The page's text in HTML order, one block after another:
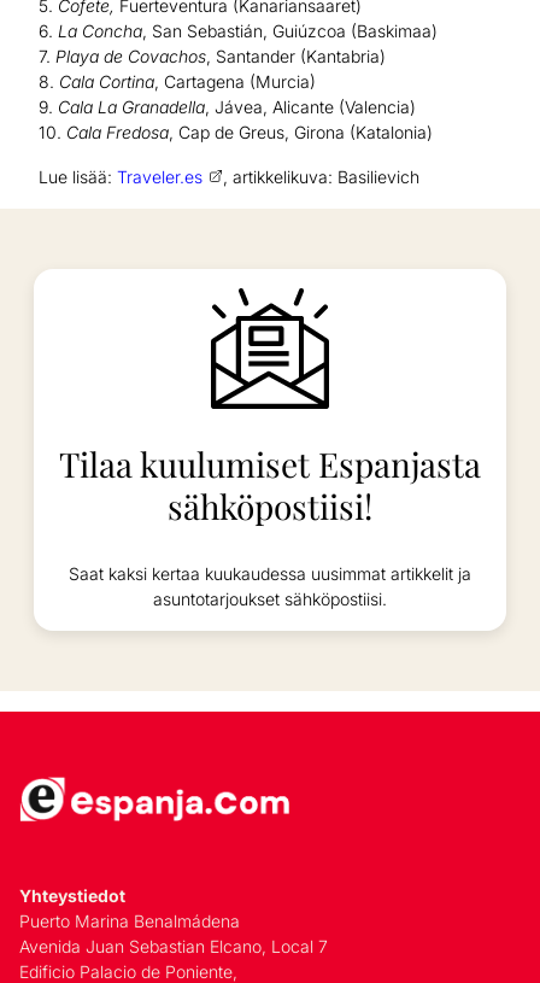
5. Cofete, Fuerteventura (Kanariansaaret)
6. La Concha, San Sebastián, Guiúzcoa (Baskimaa)
7. Playa de Covachos, Santander (Kantabria)
8. Cala Cortina, Cartagena (Murcia)
9. Cala La Granadella, Jávea, Alicante (Valencia)
10. Cala Fredosa, Cap de Greus, Girona (Katalonia)
Lue lisää: Traveler.es , artikkelikuva: Basilievich
Tilaa kuulumiset Espanjasta
sähköpostiisi!
Saat kaksi kertaa kuukaudessa uusimmat artikkelit ja
asuntotarjoukset sähköpostiisi.
Yhteystiedot
Puerto Marina Benalmádena
Avenida Juan Sebastian Elcano, Local 7
Edificio Palacio de Poniente,